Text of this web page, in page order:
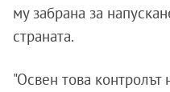
му забрана за
страната.
"Освен това контролът